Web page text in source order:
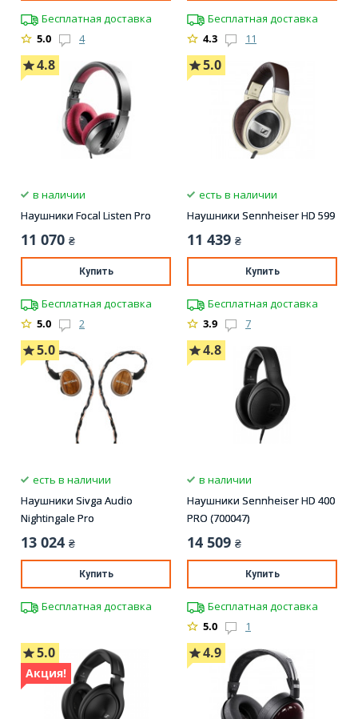
Бесплатная доставка
5.0
4
Бесплатная доставка
4.3
11
4.8
в наличии
Наушники Focal Listen Pro
11 070 ₴
Купить
Бесплатная доставка
5.0
2
5.0
есть в наличии
Наушники Sennheiser HD 599
11 439 ₴
Купить
Бесплатная доставка
3.9
7
5.0
есть в наличии
Наушники Sivga Audio
Nightingale Pro
13 024 ₴
Купить
Бесплатная доставка
4.8
в наличии
Наушники Sennheiser HD 400
PRO (700047)
14 509 ₴
Купить
Бесплатная доставка
5.0
1
5.0
Акция!
4.9